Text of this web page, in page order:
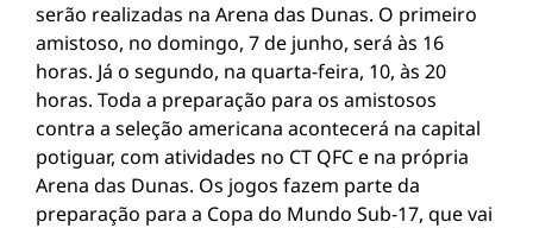
serão realizadas na Arena das Dunas. O primeiro
amistoso, no domingo, 7 de junho, será às 16
horas. Já o segundo, na quarta-feira, 10, às 20
horas. Toda a preparação para os amistosos
contra a seleção americana acontecerá na capital
potiguar, com atividades no CT QFC e na própria
Arena das Dunas. Os jogos fazem parte da
preparação para a Copa do Mundo Sub-17, que vai